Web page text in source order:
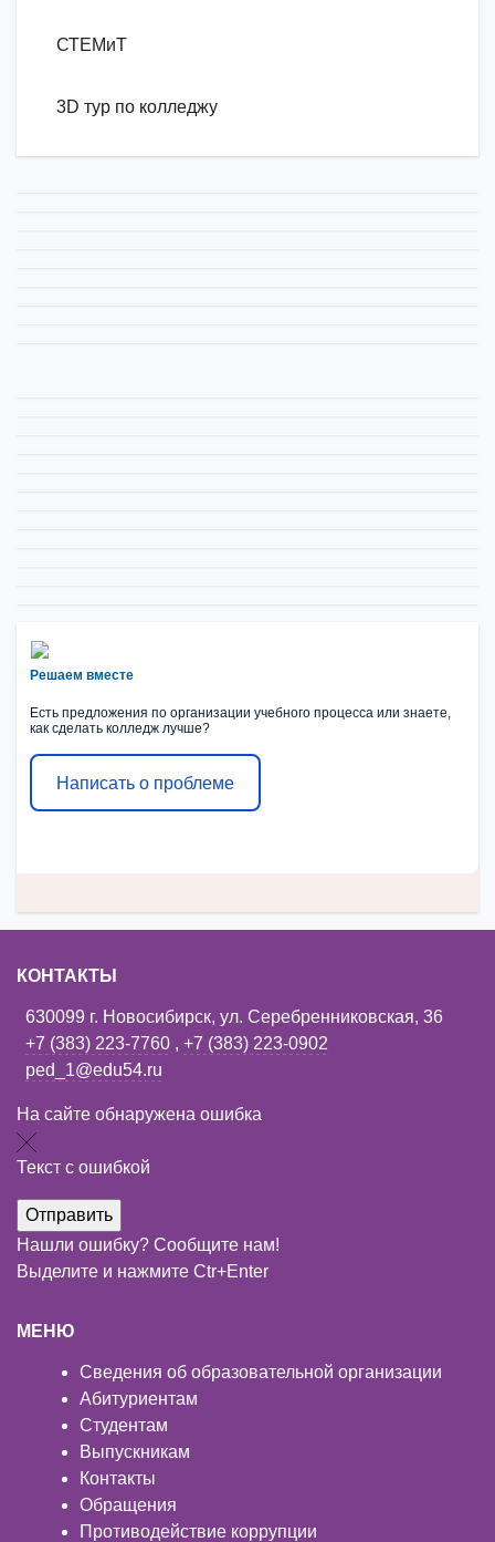
СТЕМиТ
3D тур по колледжу
Решаем вместе
Есть предложения по организации учебного процесса или знаете,
как сделать колледж лучше?
Написать о проблеме
КОНТАКТЫ
630099 г. Новосибирск, ул. Серебренниковская, 36
+7 (383) 223-7760 , +7 (383) 223-0902
ped_1@edu54.ru
На сайте обнаружена ошибка
Текст с ошибкой
Нашли ошибку? Сообщите нам!
Выделите и нажмите Ctr+Enter
МЕНЮ
Сведения об образовательной организации
Абитуриентам
Студентам
Выпускникам
Контакты
Обращения
Противодействие коррупции